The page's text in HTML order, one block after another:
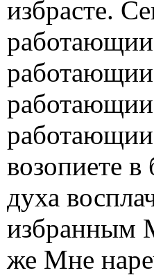
избрасте.
работающии
работающии
возопиете
духа
избранным
же Мне